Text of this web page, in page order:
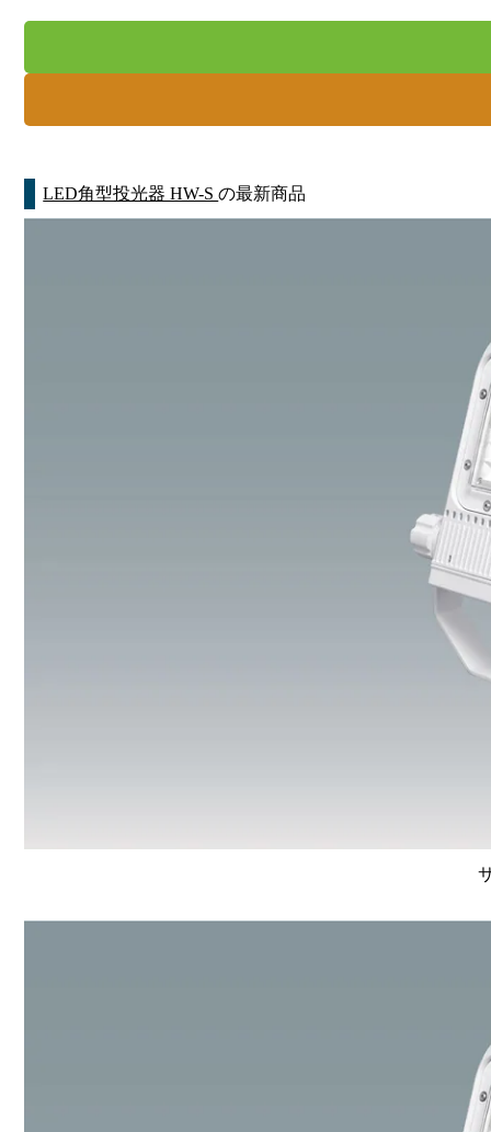
LED角型投光器 HW-Sの最新商品